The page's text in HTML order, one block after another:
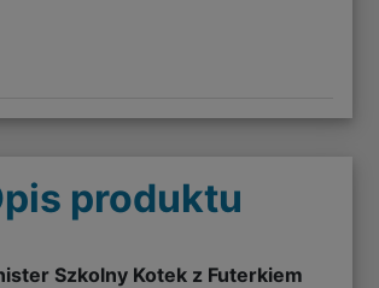
produktu
Szkolny Kotek z Futerkiem